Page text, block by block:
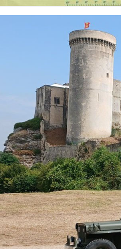
de toutes nationalités et de toutes